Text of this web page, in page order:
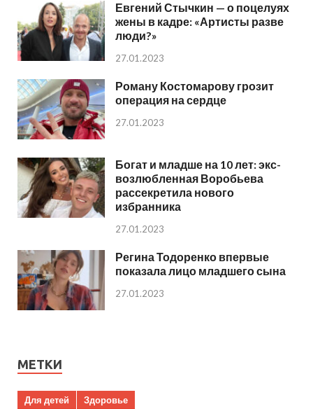
Евгений Стычкин — о поцелуях
жены в кадре: «Артисты разве
люди?»
27.01.2023
Роману Костомарову грозит
операция на сердце
27.01.2023
Богат и младше на 10 лет: экс-
возлюбленная Воробьева
рассекретила нового
избранника
27.01.2023
Регина Тодоренко впервые
показала лицо младшего сына
27.01.2023
МЕТКИ
Для детей
Здоровье